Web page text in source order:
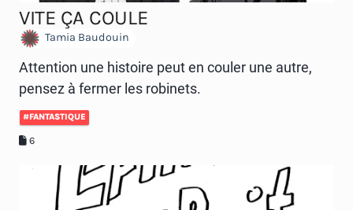
VITE ÇA COULE
Tamia Baudouin
Attention une histoire peut en couler une autre,
pensez à fermer les robinets.
#FANTASTIQUE
6